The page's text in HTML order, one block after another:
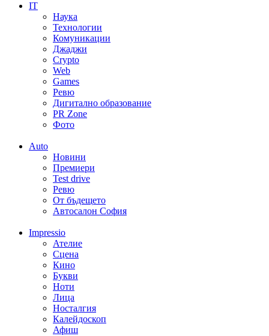
IT
Наука
Технологии
Комуникации
Джаджи
Crypto
Web
Games
Ревю
Дигитално образование
PR Zone
Фото
Auto
Новини
Премиери
Test drive
Ревю
От бъдещето
Автосалон София
Impressio
Ателие
Сцена
Кино
Букви
Ноти
Лица
Носталгия
Калейдоскоп
Афиш